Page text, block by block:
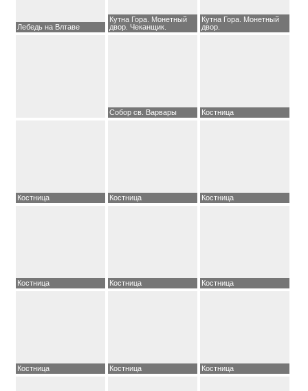
Лебедь на Влтаве
Кутна Гора. Монетный
двор. Чеканщик.
Кутна Гора. Монетный
двор.
Собор св. Варвары Костница
Костница Костница Костница
Костница Костница Костница
Костница Костница Костница